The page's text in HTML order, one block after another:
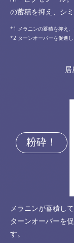
の蓄積を抑え、シ
メラニンの蓄積を抑え
ターンオーバーを促進
居
粉砕！
メラニンが蓄積し
ターンオーバーを
す。